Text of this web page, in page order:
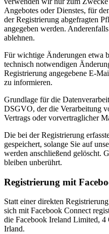
Angebotes oder Dienstes, für
der Registrierung abgefragten
angegeben werden.
ablehnen.
Für wichtige Änderungen etwa
technisch notwendigen
Registrierung angegebene E-
zu informieren.
Grundlage für die
DSGVO, der die Verarbeitung
Vertrags oder vorvertraglicher
Die bei der Registrierung
gespeichert, solange Sie auf
werden anschließend gelöscht.
bleiben unberührt.
Registrierung mit
Statt einer direkten
sich mit Facebook Connect
die Facebook Ireland Limited,
Irland.